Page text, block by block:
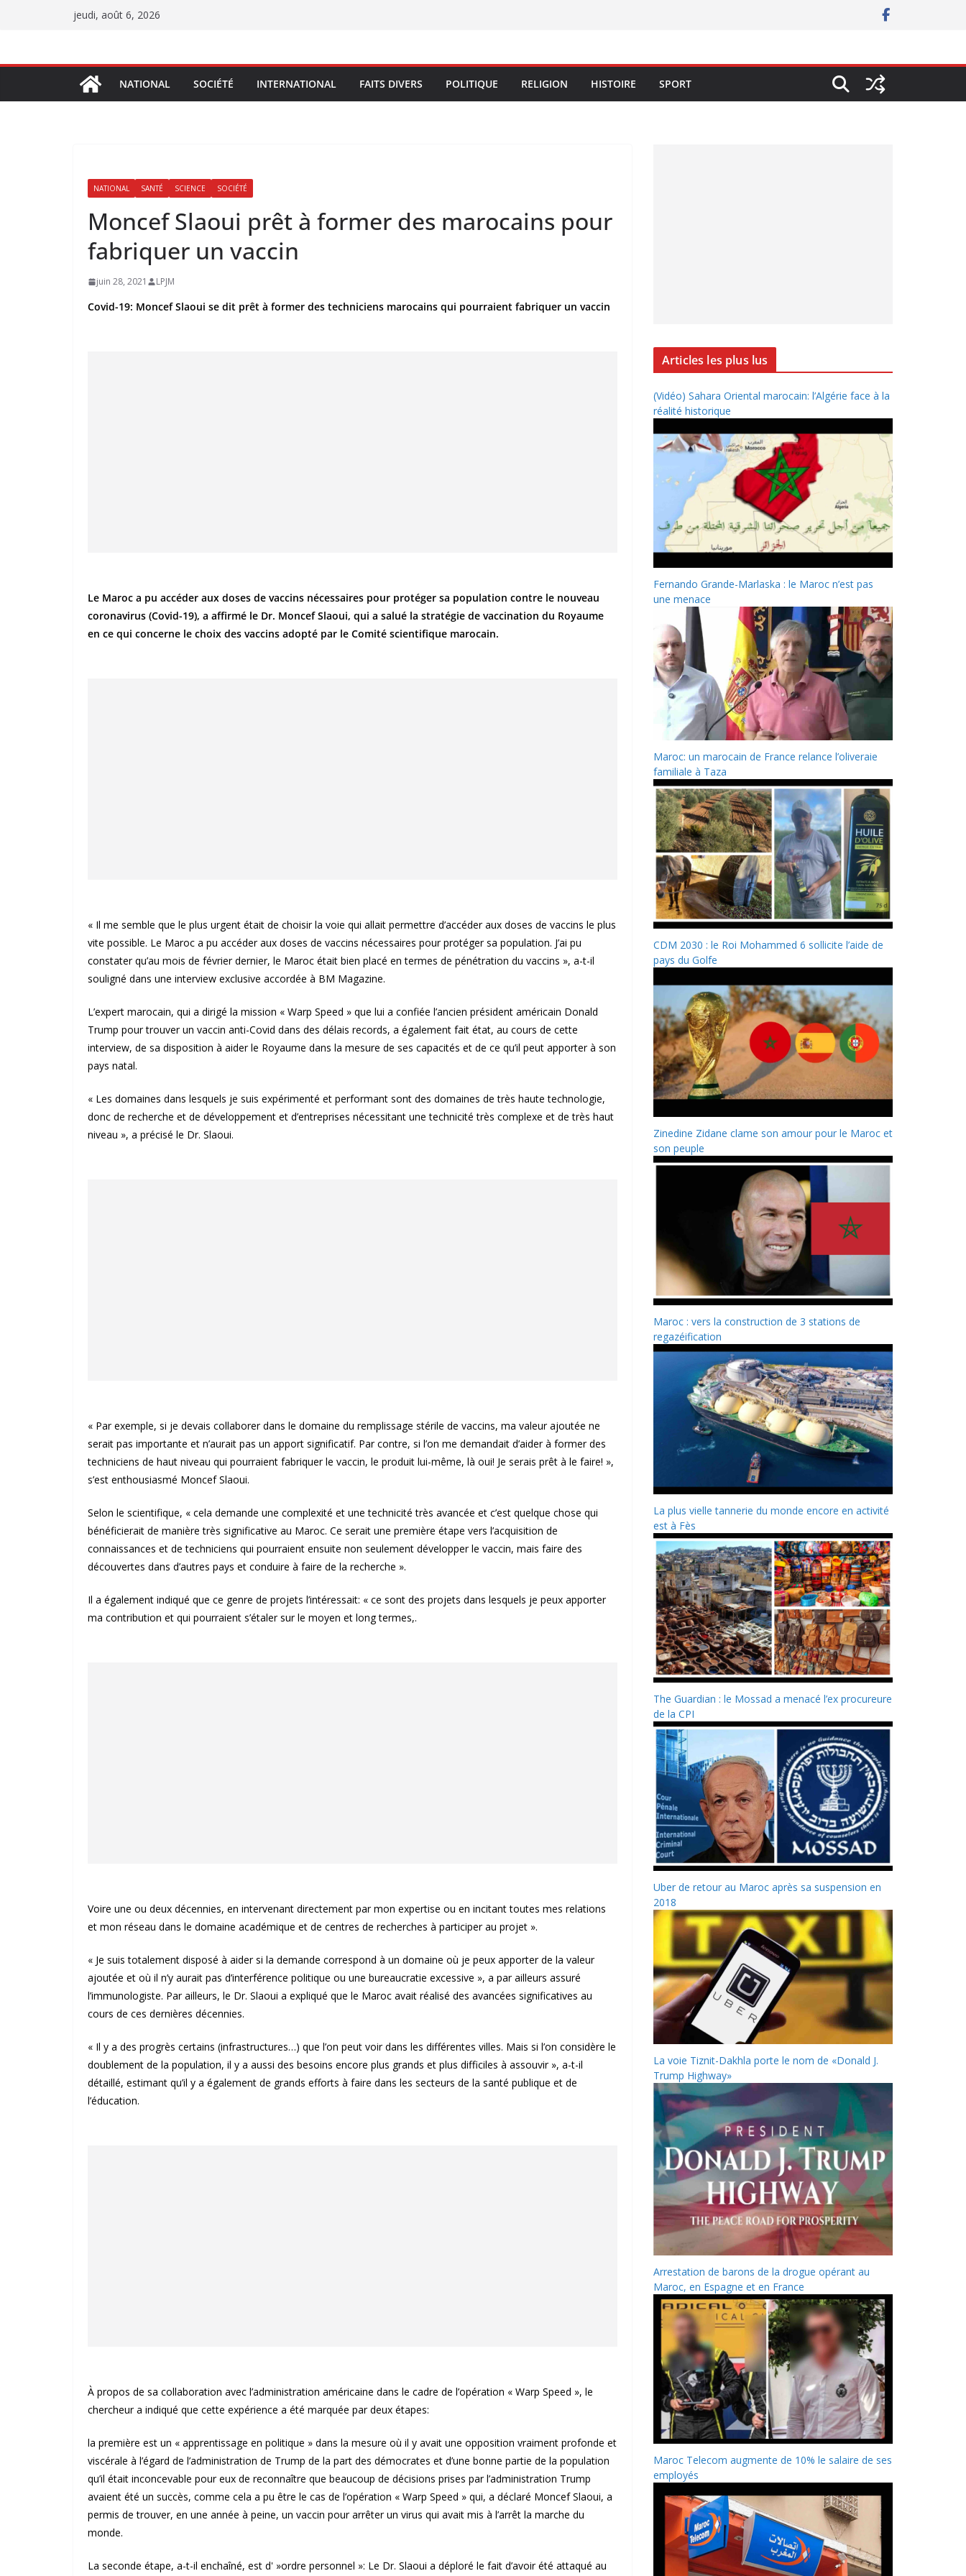
jeudi, août 6, 2026
NATIONAL SOCIÉTÉ INTERNATIONAL FAITS DIVERS POLITIQUE RELIGION HISTOIRE SPORT
NATIONAL SANTÉ SCIENCE SOCIÉTÉ
Moncef Slaoui prêt à former des marocains pour
fabriquer un vaccin
juin 28, 2021 LPJM
Covid-19: Moncef Slaoui se dit prêt à former des techniciens marocains qui pourraient fabriquer un vaccin
Le Maroc a pu accéder aux doses de vaccins nécessaires pour protéger sa population contre le nouveau
coronavirus (Covid-19), a affirmé le Dr. Moncef Slaoui, qui a salué la stratégie de vaccination du Royaume
en ce qui concerne le choix des vaccins adopté par le Comité scientifique marocain.
« Il me semble que le plus urgent était de choisir la voie qui allait permettre d’accéder aux doses de vaccins le plus
vite possible. Le Maroc a pu accéder aux doses de vaccins nécessaires pour protéger sa population. J’ai pu
constater qu’au mois de février dernier, le Maroc était bien placé en termes de pénétration du vaccins », a-t-il
souligné dans une interview exclusive accordée à BM Magazine.
L’expert marocain, qui a dirigé la mission « Warp Speed » que lui a confiée l’ancien président américain Donald
Trump pour trouver un vaccin anti-Covid dans des délais records, a également fait état, au cours de cette
interview, de sa disposition à aider le Royaume dans la mesure de ses capacités et de ce qu’il peut apporter à son
pays natal.
« Les domaines dans lesquels je suis expérimenté et performant sont des domaines de très haute technologie,
donc de recherche et de développement et d’entreprises nécessitant une technicité très complexe et de très haut
niveau », a précisé le Dr. Slaoui.
« Par exemple, si je devais collaborer dans le domaine du remplissage stérile de vaccins, ma valeur ajoutée ne
serait pas importante et n’aurait pas un apport significatif. Par contre, si l’on me demandait d’aider à former des
techniciens de haut niveau qui pourraient fabriquer le vaccin, le produit lui-même, là oui! Je serais prêt à le faire! »,
s’est enthousiasmé Moncef Slaoui.
Selon le scientifique, « cela demande une complexité et une technicité très avancée et c’est quelque chose qui
bénéficierait de manière très significative au Maroc. Ce serait une première étape vers l’acquisition de
connaissances et de techniciens qui pourraient ensuite non seulement développer le vaccin, mais faire des
découvertes dans d’autres pays et conduire à faire de la recherche ».
Il a également indiqué que ce genre de projets l’intéressait: « ce sont des projets dans lesquels je peux apporter
ma contribution et qui pourraient s’étaler sur le moyen et long termes,.
Voire une ou deux décennies, en intervenant directement par mon expertise ou en incitant toutes mes relations
et mon réseau dans le domaine académique et de centres de recherches à participer au projet ».
« Je suis totalement disposé à aider si la demande correspond à un domaine où je peux apporter de la valeur
ajoutée et où il n’y aurait pas d’interférence politique ou une bureaucratie excessive », a par ailleurs assuré
l’immunologiste. Par ailleurs, le Dr. Slaoui a expliqué que le Maroc avait réalisé des avancées significatives au
cours de ces dernières décennies.
« Il y a des progrès certains (infrastructures…) que l’on peut voir dans les différentes villes. Mais si l’on considère le
doublement de la population, il y a aussi des besoins encore plus grands et plus difficiles à assouvir », a-t-il
détaillé, estimant qu’il y a également de grands efforts à faire dans les secteurs de la santé publique et de
l’éducation.
À propos de sa collaboration avec l’administration américaine dans le cadre de l’opération « Warp Speed », le
chercheur a indiqué que cette expérience a été marquée par deux étapes:
la première est un « apprentissage en politique » dans la mesure où il y avait une opposition vraiment profonde et
viscérale à l’égard de l’administration de Trump de la part des démocrates et d’une bonne partie de la population
qu’il était inconcevable pour eux de reconnaître que beaucoup de décisions prises par l’administration Trump
avaient été un succès, comme cela a pu être le cas de l’opération « Warp Speed » qui, a déclaré Moncef Slaoui, a
permis de trouver, en une année à peine, un vaccin pour arrêter un virus qui avait mis à l’arrêt la marche du
monde.
La seconde étape, a-t-il enchaîné, est d' »ordre personnel »: Le Dr. Slaoui a déploré le fait d’avoir été attaqué au
Articles les plus lus
(Vidéo) Sahara Oriental marocain: l’Algérie face à la
réalité historique
Fernando Grande-Marlaska : le Maroc n’est pas
une menace
Maroc: un marocain de France relance l’oliveraie
familiale à Taza
CDM 2030 : le Roi Mohammed 6 sollicite l’aide de
pays du Golfe
Zinedine Zidane clame son amour pour le Maroc et
son peuple
Maroc : vers la construction de 3 stations de
regazéification
La plus vielle tannerie du monde encore en activité
est à Fès
The Guardian : le Mossad a menacé l’ex procureure
de la CPI
Uber de retour au Maroc après sa suspension en
2018
La voie Tiznit-Dakhla porte le nom de «Donald J.
Trump Highway»
Arrestation de barons de la drogue opérant au
Maroc, en Espagne et en France
Maroc Telecom augmente de 10% le salaire de ses
employés